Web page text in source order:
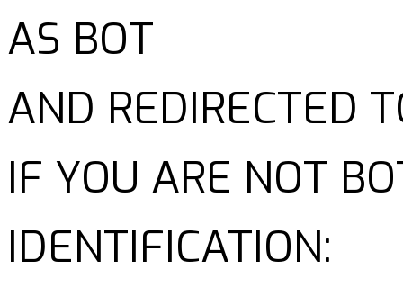
AS BOT
AND REDIRECTED
IF YOU ARE NOT
IDENTIFICATION: